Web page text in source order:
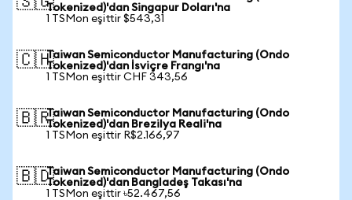
Tokenized)'dan Singapur Doları'na
1 TSMon eşittir $543,31
🇨🇭Taiwan Semiconductor Manufacturing (Ondo
Tokenized)'dan İsviçre Frangı'na
1 TSMon eşittir CHF 343,56
🇧🇷Taiwan Semiconductor Manufacturing (Ondo
Tokenized)'dan Brezilya Reali'na
1 TSMon eşittir R$2.166,97
🇧🇩Taiwan Semiconductor Manufacturing (Ondo
Tokenized)'dan Bangladeş Takası'na
1 TSMon eşittir ৳52.467,56